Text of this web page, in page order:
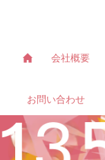
会社概要
お問い合わせ